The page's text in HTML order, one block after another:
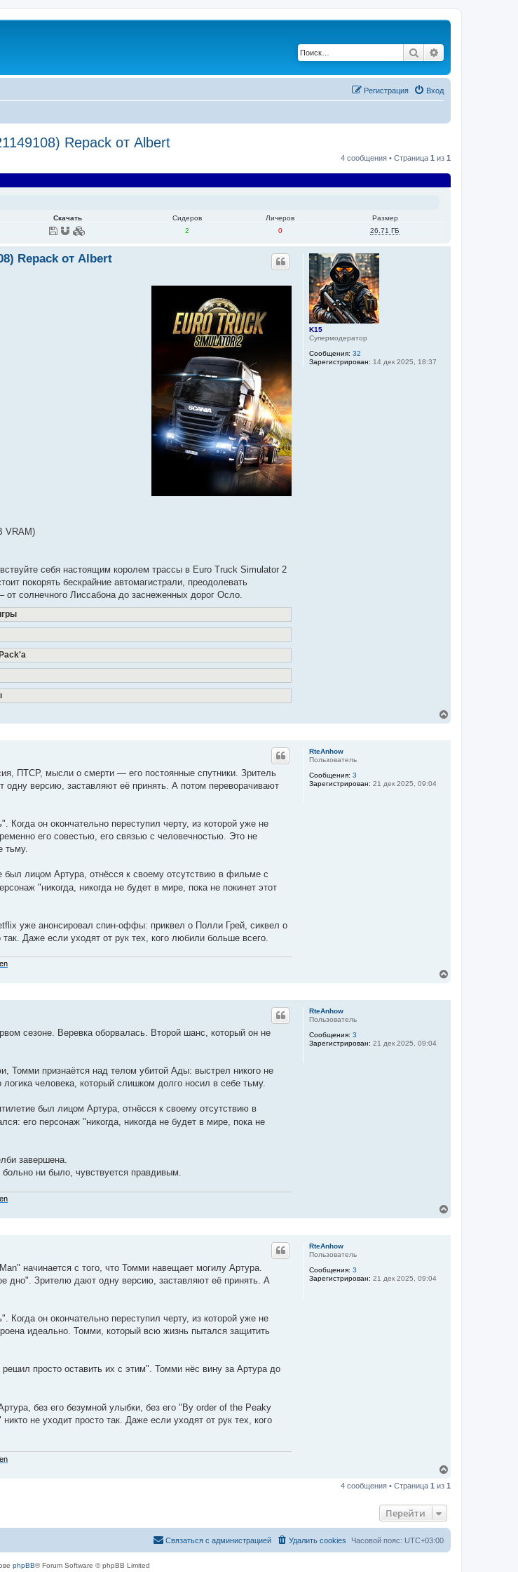
Поиск
Вход
Регистрация
Repack от Albert
4 сообщения • Страница 1 из 1
Скачать Сидеров Личеров
Размер
2 0 26.71 ГБ
K15
Супермодератор
Сообщения: 32
Зарегистрирован: 14 дек 2025, 18:37
Repack от Albert
VRAM)
себя настоящим королем трассы в Euro Truck Simulator 2
покорять бескрайние автомагистрали, преодолевать
солнечного Лиссабона до заснеженных дорог Осло.
е
RteAnhow
Пользователь
Сообщения: 3
Зарегистрирован: 21 дек 2025, 09:04
ПТСР, мысли о смерти — его постоянные спутники. Зритель
версию, заставляют её принять. А потом переворачивают
он окончательно переступил черту, из которой уже не
его совестью, его связью с человечностью. Это не
тьму.
был лицом Артура, отнёсся к своему отсутствию в фильме с
"никогда, никогда не будет в мире, пока не покинет этот
уже анонсировал спин-оффы: приквел о Полли Грей, сиквел о
Даже если уходят от рук тех, кого любили больше всего.
н
RteAnhow
Пользователь
Сообщения: 3
Зарегистрирован: 21 дек 2025, 09:04
сезоне. Веревка оборвалась. Второй шанс, который он не
Томми признаётся над телом убитой Ады: выстрел никого не
человека, который слишком долго носил в себе тьму.
был лицом Артура, отнёсся к своему отсутствию в
его персонаж "никогда, никогда не будет в мире, пока не
завершена.
ни было, чувствуется правдивым.
е
RteAnhow
Пользователь
Сообщения: 3
Зарегистрирован: 21 дек 2025, 09:04
начинается с того, что Томми навещает могилу Артура.
дно". Зрителю дают одну версию, заставляют её принять. А
он окончательно переступил черту, из которой уже не
идеально. Томми, который всю жизнь пытался защитить
просто оставить их с этим". Томми нёс вину за Артура до
без его безумной улыбки, без его "By order of the Peaky
не уходит просто так. Даже если уходят от рук тех, кого
р
я
4 сообщения • Страница 1 из 1
Перейти
Часовой пояс: UTC+03:00
Удалить cookies
Связаться с администрацией
phpBB® Forum Software © phpBB Limited